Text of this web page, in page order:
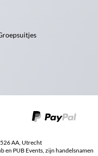
AA, Utrecht
PUB Events, zijn handelsnamen